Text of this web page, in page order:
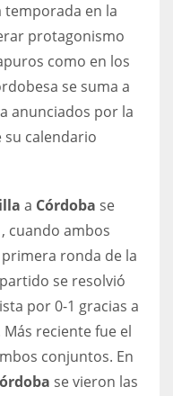
temporada en la
protagonismo
como en los
se suma a
anunciados por la
calendario
a Córdoba se
cuando ambos
ronda de la
se resolvió
por 0-1 gracias a
Más reciente fue el
conjuntos. En
se vieron las